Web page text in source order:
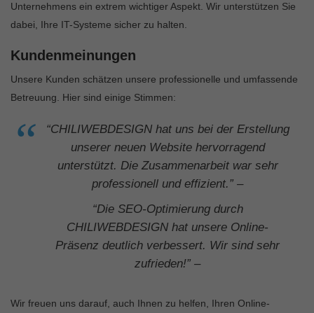
Unternehmens ein extrem wichtiger Aspekt. Wir unterstützen Sie
dabei, Ihre IT-Systeme sicher zu halten.
Kundenmeinungen
Unsere Kunden schätzen unsere professionelle und umfassende
Betreuung. Hier sind einige Stimmen:
“CHILIWEBDESIGN hat uns bei der Erstellung
unserer neuen Website hervorragend
unterstützt. Die Zusammenarbeit war sehr
professionell und effizient.” –
“Die SEO-Optimierung durch
CHILIWEBDESIGN hat unsere Online-
Präsenz deutlich verbessert. Wir sind sehr
zufrieden!” –
Wir freuen uns darauf, auch Ihnen zu helfen, Ihren Online-